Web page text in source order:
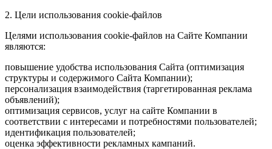
2. Цели использования cookie-файлов
Целями использования cookie-файлов на Сайте Компании
являются:
повышение удобства использования Сайта (оптимизация
структуры и содержимого Сайта Компании);
персонализация взаимодействия (таргетированная реклама
объявлений);
оптимизация сервисов, услуг на сайте Компании в
соответствии с интересами и потребностями пользователей;
идентификация пользователей;
оценка эффективности рекламных кампаний.